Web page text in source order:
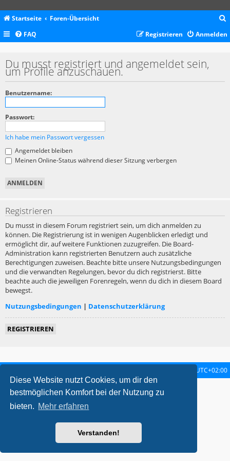
Diese Website nutzt Cookies, um dir den
bestmöglichen Komfort bei der Nutzung zu
bieten. Mehr erfahren
Verstanden!
Startseite Foren-Übersicht
c
FAQ Anmelden
Registrieren
Du musst registriert und angemeldet sein,
um Profile anzuschauen.
Benutzername:
Passwort:
Ich habe mein Passwort vergessen
Angemeldet bleiben
Meinen Online-Status während dieser Sitzung verbergen
Registrieren
Du musst in diesem Forum registriert sein, um dich anmelden zu
können. Die Registrierung ist in wenigen Augenblicken erledigt und
ermöglicht dir, auf weitere Funktionen zuzugreifen. Die Board-
Administration kann registrierten Benutzern auch zusätzliche
Berechtigungen zuweisen. Beachte bitte unsere Nutzungsbedingungen
und die verwandten Regelungen, bevor du dich registrierst. Bitte
beachte auch die jeweiligen Forenregeln, wenn du dich in diesem Board
bewegst.
Nutzungsbedingungen | Datenschutzerklärung
REGISTRIEREN
UTC+02:00
metrolike style by Eric Seguin Updated for phpBB3.2 by
Powered byphpBB ® Forum Software © phpBB Limited
Deutsche Übersetzung durch